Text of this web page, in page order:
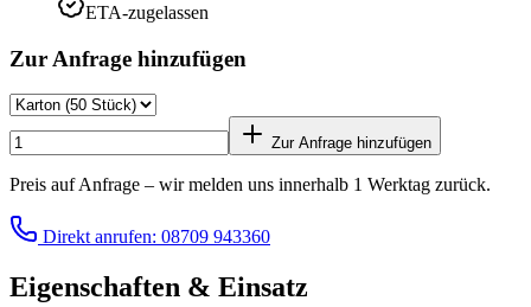
ETA-zugelassen
Zur Anfrage hinzufügen
Zur Anfrage hinzufügen
Preis auf Anfrage – wir melden uns innerhalb 1 Werktag zurück.
Direkt anrufen: 08709 943360
Eigenschaften & Einsatz